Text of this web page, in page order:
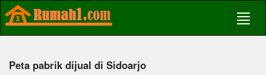
Peta pabrik dijual di Sidoarjo